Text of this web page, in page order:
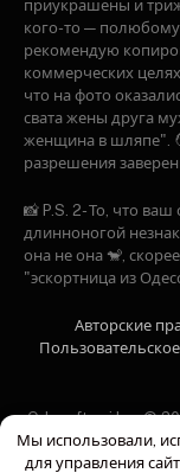
приукрашены и
кого-то — полюбому
рекомендую
коммерческих
что на фото
свата жены друга
женщина в шляпе".
разрешения
📸 P.S. 2- То, что
длинноногой
она не она 🐒,
"эскортница из
Авторские
Odesoftami Inc. ©
Мы использовали,
для управления